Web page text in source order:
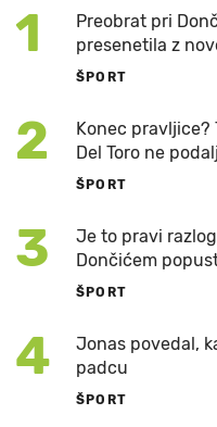
1
Preobrat pri
presenetila z
ŠPORT
2
Konec pravljice?
Del Toro ne
ŠPORT
3
Je to pravi
Dončićem
ŠPORT
4
Jonas povedal,
padcu
ŠPORT